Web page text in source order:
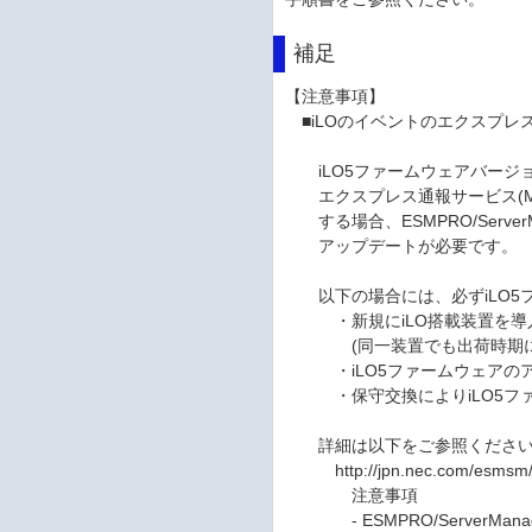
補足
【注意事項】
■iLOのイベントのエクスプレ
iLO5ファームウェアバージョ
エクスプレス通報サービス
する場合、ESMPRO/
アップデートが必要です。
以下の場合には、必ずiLO5フ
・新規にiLO搭載装置を導
(同一装置でも出荷時期によ
・iLO5ファームウェアのア
・保守交換によりiLO5ファ
詳細は以下をご参照くださ
http://jpn.nec.com/esmsm/
注意事項
- ESMPRO/